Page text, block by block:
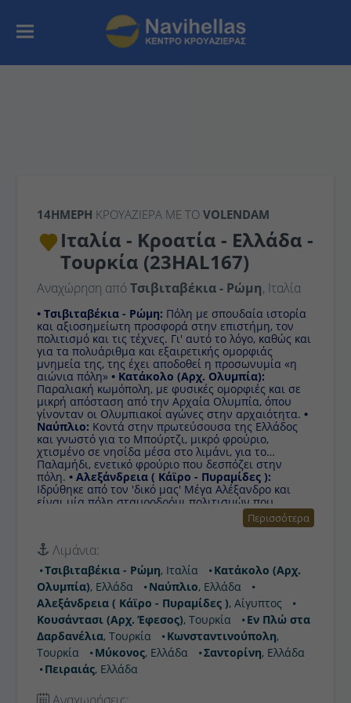
14ΉΜΕΡΗ ΚΡΟΥΑΖΙΕΡΑ ΜΕ ΤΟVOLENDAM
Ιταλία - Κροατία - Ελλάδα -
Τουρκία (23HAL167)
Αναχώρηση απόΤσιβιταβέκια - Ρώμη, Ιταλία
• Τσιβιταβέκια - Ρώμη: Πόλη με σπουδαία ιστορία
και αξιοσημείωτη προσφορά στην επιστήμη, τον
πολιτισμό και τις τέχνες. Γι' αυτό το λόγο, καθώς και
για τα πολυάριθμα και εξαιρετικής ομορφιάς
μνημεία της, της έχει αποδοθεί η προσωνυμία «η
αιώνια πόλη»• Κατάκολο (Αρχ. Ολυμπία):
Παραλιακή κωμόπολη, με φυσικές ομορφιές και σε
μικρή απόσταση από την Αρχαία Ολυμπία, όπου
γίνονταν οι Ολυμπιακοί αγώνες στην αρχαιότητα.•
Ναύπλιο: Κοντά στην πρωτεύσουσα της Ελλάδος
και γνωστό για το Μπούρτζι, μικρό φρούριο,
χτισμένο σε νησίδα μέσα στο λιμάνι, για το
Παλαμήδι, ενετικό φρούριο που δεσπόζει στην
πόλη.• Αλεξάνδρεια ( Κάϊρο - Πυραμίδες ):
Ιδρύθηκε από τον 'δικό μας' Μέγα Αλέξανδρο και
είναι μία πόλη σταυροδρόμι πολιτισμών που
χαρακτηρίστηκε ως ο φάρος της διανόησης για την
• Κουσάντασι (Αρχ. Έφεσος):Το
λιμάνι για την επίσκεψη στην Αρχαία Έφεσσο, ένα
από τα μεγαλύτερα υπαίθρια μουσεία στον κόσμο, η
οποία απέχει μόλις 19 χιλιόμετρα.• Εν Πλώ στα
Δαρδανέλια:Γνωστά ως Ελλήσποντος, αποτελούν
ένα στενό θαλάσσιο πέρασμα στη βορειοδυτική
Τουρκία που συνδέει το Αιγαίο πέλαγος με την
Προποντίδα. • Κωνσταντινούπολη:Ιστορική,
μοντέρνα, παραδοσιακή, η Κωνσταντινούπολη είναι
πολλές πόλεις σε μια! • Μύκονος:Το νησί των
ανέμων, της διασκέδασης και του διεθνούς Jet Set.
Σαντορίνη: Είναι το καλύτερο νησί στην Ευρώπη
και 4ο στον κόσμο. Άλλη μια πρωτιά για το
αγαπημένο μας νησί και κορυφαίο στον κόσμο!
Περισσότερα
Λιμάνια:
Τσιβιταβέκια - Ρώμη, Ιταλία
Κατάκολο (Αρχ.
Ολυμπία), Ελλάδα Ναύπλιο, Ελλάδα
Αλεξάνδρεια ( Κάϊρο - Πυραμίδες ), Αίγυπτος
Κουσάντασι (Αρχ. Έφεσος), Τουρκία
Εν Πλώ στα
Δαρδανέλια, Τουρκία Κωνσταντινούπολη,
Τουρκία
Μύκονος, Ελλάδα Σαντορίνη, Ελλάδα
Πειραιάς, Ελλάδα